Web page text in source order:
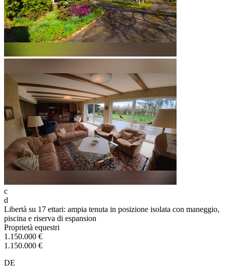
c
d
Libertà su 17 ettari: ampia tenuta in posizione isolata con maneggio,
piscina e riserva di espansion
Proprietà equestri
1.150.000 €
1.150.000 €
DE